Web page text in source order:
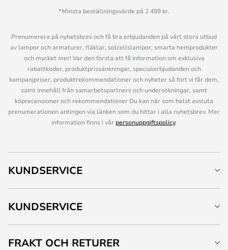
*Minsta beställningsvärde på 2 499 kr.
Prenumerera på nyhetsbrev och få bra erbjudanden på vårt stora utbud
av lampor och armaturer, fläktar, solcellslampor, smarta hemprodukter
och mycket mer! Var den första att få information om exklusiva
rabattkoder, produktprissänkningar, specialerbjudanden och
kampanjpriser, produktrekommendationer och nyheter så fort vi får dem,
samt innehåll från samarbetspartners och undersökningar, samt
köprecensioner och rekommendationer Du kan när som helst avsluta
prenumerationen antingen via länken som du hittar i alla nyhetsbrev. Mer
information finns i vår personuppgiftspolicy.
KUNDSERVICE
KUNDSERVICE
FRAKT OCH RETURER